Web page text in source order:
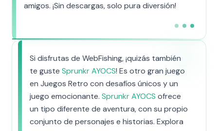
amigos. ¡Sin descargas, solo pura diversión!
Si disfrutas de WebFishing, ¡quizás también
te guste Sprunkr AYOCS! Es otro gran juego
en Juegos Retro con desafíos únicos y un
juego emocionante. Sprunkr AYOCS ofrece
un tipo diferente de aventura, con su propio
conjunto de personajes e historias. Explora